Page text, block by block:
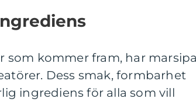
som kommer fram, har
Dess smak, formbarhet
ingrediens för alla som vill